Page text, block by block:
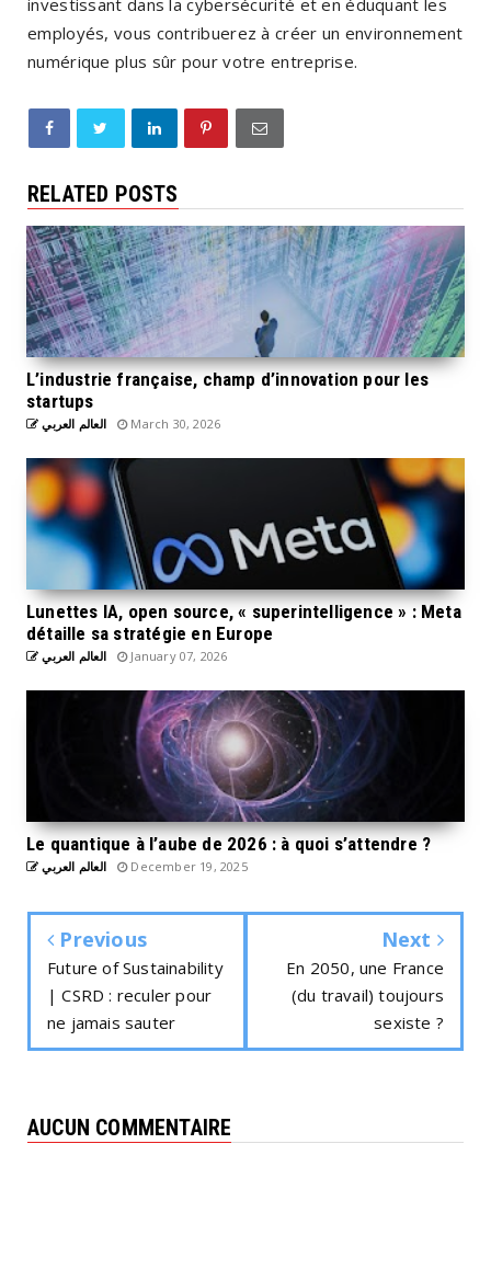
employés, vous contribuerez à créer un environnement
numérique plus sûr pour votre entreprise.
RELATED POSTS
L’industrie française, champ d’innovation pour les
startups
العالم العربي March 30, 2026
Lunettes IA, open source, « superintelligence » : Meta
détaille sa stratégie en Europe
العالم العربي January 07, 2026
Le quantique à l’aube de 2026 : à quoi s’attendre ?
العالم العربي December 19, 2025
Previous
Future of Sustainability
| CSRD : reculer pour
ne jamais sauter
Next
En 2050, une France
(du travail) toujours
sexiste ?
AUCUN COMMENTAIRE